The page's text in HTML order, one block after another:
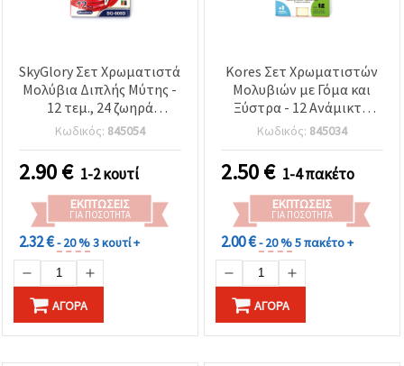
SkyGlory Σετ Χρωματιστά
Μολύβια Διπλής Μύτης -
12 τεμ., 24 ζωηρά
χρώματα
Κωδικός: 845054
2.90€ 1-2 κουτί
ΕΚΠΤΏΣΕΙΣ
ΓΙΑ ΠΟΣΌΤΗΤΑ
2.32 €- 20 %3 κουτί +
ΑΓΟΡΆ
Kores Σετ Χρωματιστών
Μολυβιών με Γόμα και
Ξύστρα - 12 Ανάμικτα
Χρώματα
Κωδικός: 845034
2.50€ 1-4 πακέτο
ΕΚΠΤΏΣΕΙΣ
ΓΙΑ ΠΟΣΌΤΗΤΑ
2.00 €- 20 %5 πακέτο +
ΑΓΟΡΆ